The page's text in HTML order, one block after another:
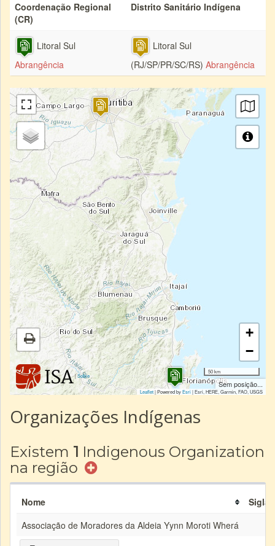
Coordenação Regional
(CR)
Distrito Sanitário Indígena
Litoral Sul
Abrangência
Litoral Sul
(RJ/SP/PR/SC/RS) Abrangência
|Sobre
+
−
50 km
Sem posição...
Leaflet| Powered byEsri|Esri, HERE, Garmin, FAO, USGS
Organizações Indígenas
Existem 1 Indigenous Organization
na região
Nome
Sigla
Associação de Moradores da Aldeia Yynn Moroti Wherá